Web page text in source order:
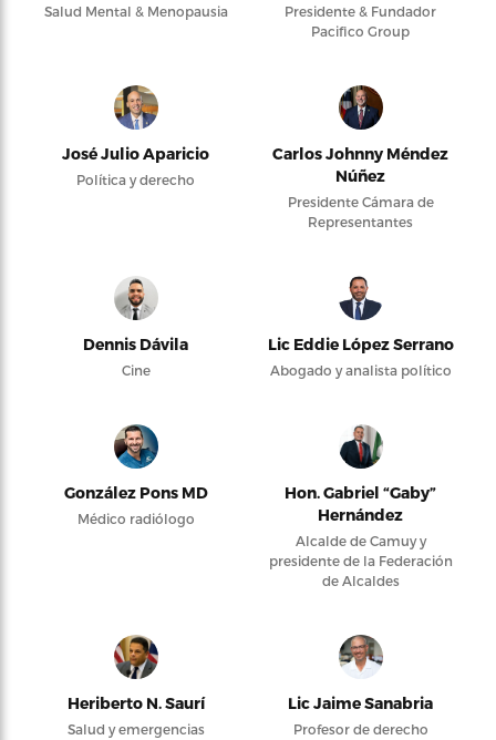
Salud Mental & Menopausia
Presidente & Fundador
Pacifico Group
José Julio Aparicio
Política y derecho
Carlos Johnny Méndez
Núñez
Presidente Cámara de
Representantes
Dennis Dávila
Cine
Lic Eddie López Serrano
Abogado y analista político
González Pons MD
Médico radiólogo
Hon. Gabriel “Gaby”
Hernández
Alcalde de Camuy y
presidente de la Federación
de Alcaldes
Heriberto N. Saurí
Salud y emergencias
Lic Jaime Sanabria
Profesor de derecho